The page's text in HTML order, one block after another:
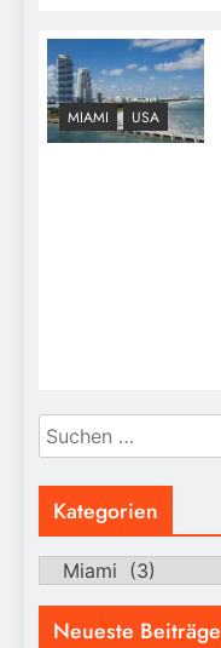
MIAMI USA
Suchen
nach:
Kategorien
Kategorien
Neueste Beiträge